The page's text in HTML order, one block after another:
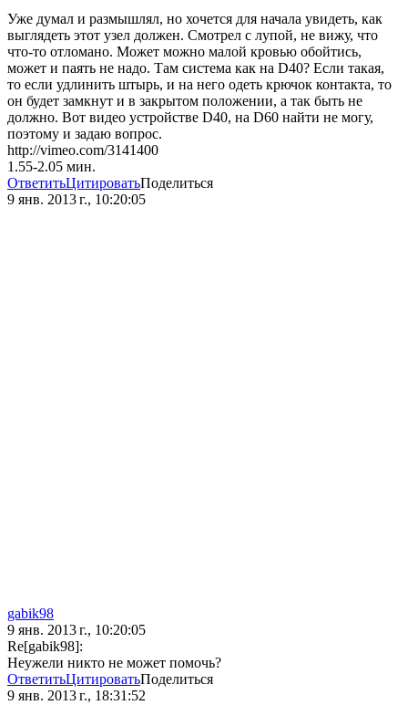
Уже думал и размышлял, но хочется для начала увидеть, как
выглядеть этот узел должен. Смотрел с лупой, не вижу, что
что-то отломано. Может можно малой кровью обойтись,
может и паять не надо. Там система как на D40? Если такая,
то если удлинить штырь, и на него одеть крючок контакта, то
он будет замкнут и в закрытом положении, а так быть не
должно. Вот видео устройстве D40, на D60 найти не могу,
поэтому и задаю вопрос.
http://vimeo.com/3141400
1.55-2.05 мин.
ОтветитьЦитироватьПоделиться
9 янв. 2013 г., 10:20:05
gabik98
9 янв. 2013 г., 10:20:05
Re[gabik98]:
Неужели никто не может помочь?
ОтветитьЦитироватьПоделиться
9 янв. 2013 г., 18:31:52